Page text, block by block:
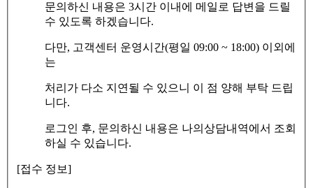
문의하신 내용은 3시간 이내에 메일로 답변을 드릴
수 있도록 하겠습니다.
다만, 고객센터 운영시간(평일 09:00 ~ 18:00) 이외에
는
처리가 다소 지연될 수 있으니 이 점 양해 부탁 드립
니다.
로그인 후, 문의하신 내용은 나의상담내역에서 조회
하실 수 있습니다.
[접수 정보]